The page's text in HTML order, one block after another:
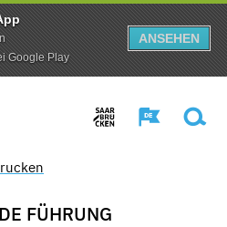
Google Play
ANSEHEN
FÜHRUNG